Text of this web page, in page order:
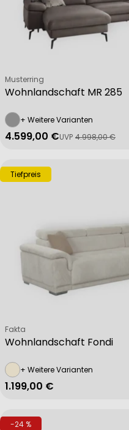
Necessary
Wohnlandschaft MR 285
Verkäufer:
Musterring
+ Weitere Varianten
Verkaufspreis
4.599,00 €
Regulärer Preis
UVP 4.998,00 €
Tiefpreis
Wohnlandschaft Fondi
Verkäufer:
Fakta
+ Weitere Varianten
Regulärer Preis
1.199,00 €
-24 %